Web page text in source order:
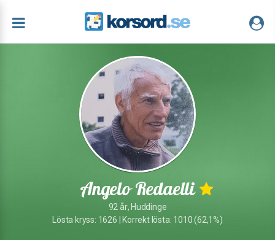
Angelo Redaelli
92 år, Huddinge
Lösta kryss: 1626 | Korrekt lösta: 1010 (62,1%)